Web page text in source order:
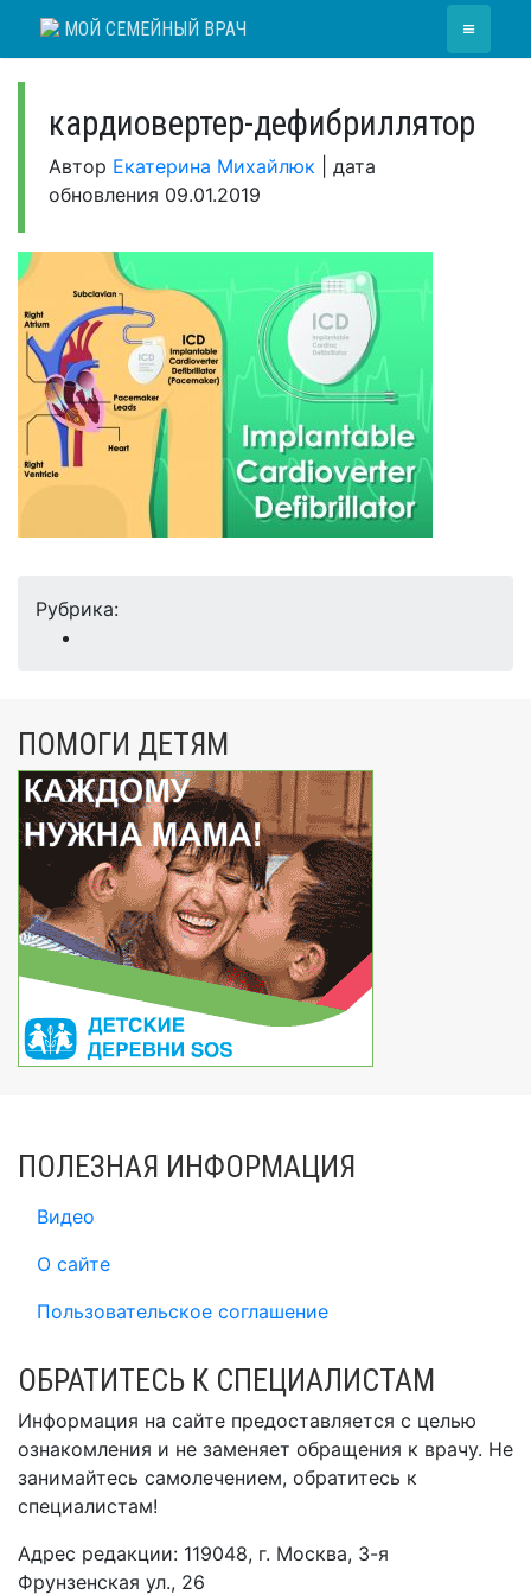
МОЙ СЕМЕЙНЫЙ ВРАЧ ≡
кардиовертер-дефибриллятор
Автор Екатерина Михайлюк
дата
обновления 09.01.2019
Рубрика:
ПОМОГИ ДЕТЯМ
ПОЛЕЗНАЯ ИНФОРМАЦИЯ
Видео
О сайте
Пользовательское соглашение
ОБРАТИТЕСЬ К СПЕЦИАЛИСТАМ
Информация на сайте предоставляется с целью
ознакомления и не заменяет обращения к врачу. Не
занимайтесь самолечением, обратитесь к
специалистам!
Адрес редакции: 119048, г. Москва, 3-я
Фрунзенская ул., 26